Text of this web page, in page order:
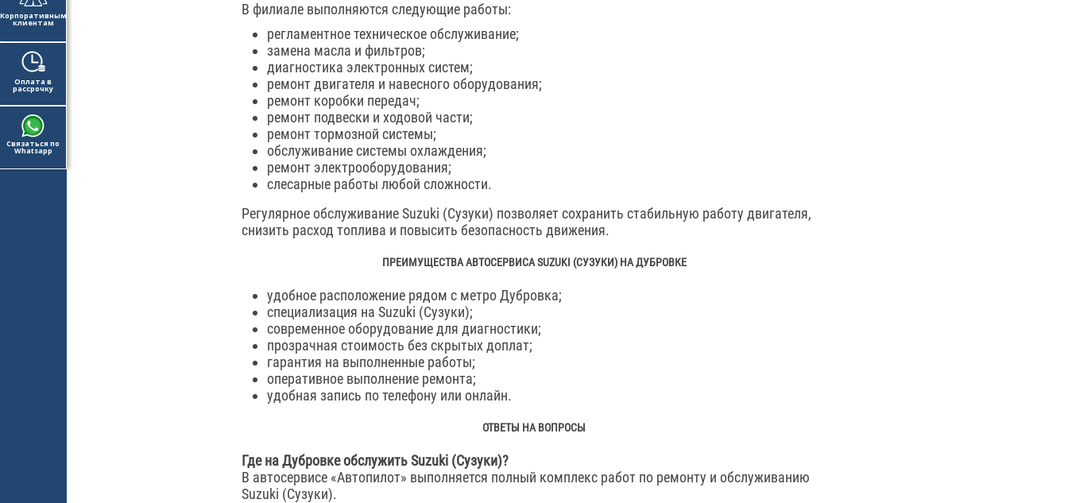
В филиале выполняются следующие работы:
регламентное техническое обслуживание;
замена масла и фильтров;
диагностика электронных систем;
ремонт двигателя и навесного оборудования;
ремонт коробки передач;
ремонт подвески и ходовой части;
ремонт тормозной системы;
обслуживание системы охлаждения;
ремонт электрооборудования;
слесарные работы любой сложности.
Регулярное обслуживание Suzuki (Сузуки) позволяет сохранить стабильную работу двигателя,
снизить расход топлива и повысить безопасность движения.
ПРЕИМУЩЕСТВА АВТОСЕРВИСА SUZUKI (СУЗУКИ) НА ДУБРОВКЕ
удобное расположение рядом с метро Дубровка;
специализация на Suzuki (Сузуки);
современное оборудование для диагностики;
прозрачная стоимость без скрытых доплат;
гарантия на выполненные работы;
оперативное выполнение ремонта;
удобная запись по телефону или онлайн.
ОТВЕТЫ НА ВОПРОСЫ
Где на Дубровке обслужить Suzuki (Сузуки)?
В автосервисе «Автопилот» выполняется полный комплекс работ по ремонту и обслуживанию
Suzuki (Сузуки).
Корпоративным
клиентам
Оплата в
рассрочку
Связаться по
Whatsapp